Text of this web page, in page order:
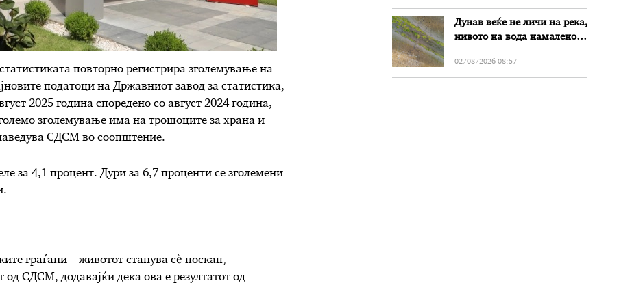
повторно регистрира зголемување на
податоци на Државниот завод за статистика,
2025 година споредено со август 2024 година,
зголемување има на трошоците за храна и
СДСМ во соопштение.
за 4,1 процент. Дури за 6,7 проценти се зголемени
граѓани – животот станува сѐ поскап,
од СДСМ, додавајќи дека ова е резултатот од
злоупотреби
Дунав веќе не личи на река,
нивото на вода намалено
Бугарија
02/08/2026 08:57